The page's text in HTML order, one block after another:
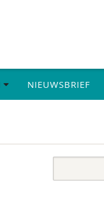
NIEUWSBRIEF